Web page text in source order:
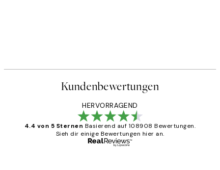
Kundenbewertungen
HERVORRAGEND
4.4 von 5 Sternen Basierend auf 108908 Bewertungen.
Sieh dir einige Bewertungen hier an.